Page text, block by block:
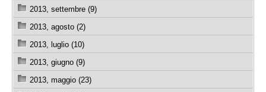
2013, settembre (9)
2013, agosto (2)
2013, luglio (10)
2013, giugno (9)
2013, maggio (23)